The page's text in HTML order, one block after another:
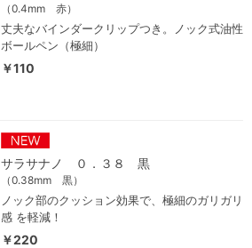
（0.4mm 赤）
丈夫なバインダークリップつき。ノック式油性
ボールペン（極細）
￥110
サラサナノ ０．３８ 黒
（0.38mm 黒）
ノック部のクッション効果で、極細のガリガリ
感 を軽減！
￥220